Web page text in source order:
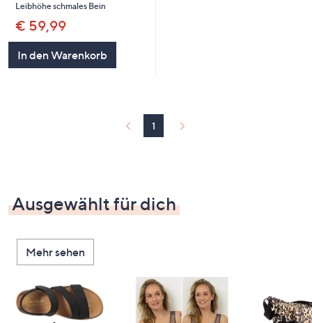
Leibhöhe schmales Bein
€ 59,99
In den Warenkorb
1
Ausgewählt für dich
Mehr sehen